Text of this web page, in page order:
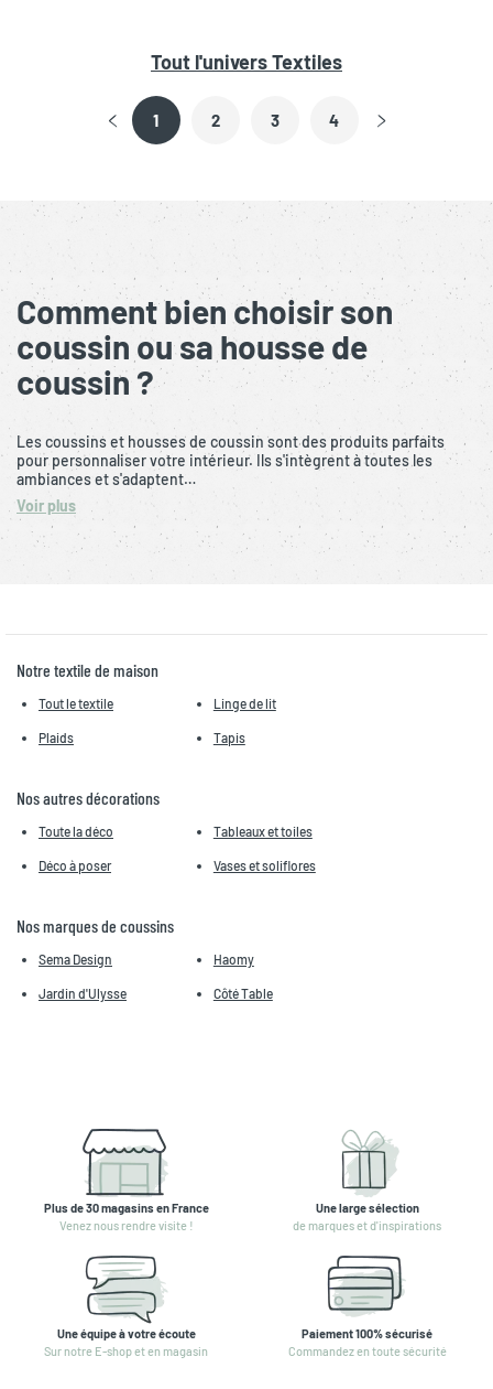
Comment bien choisir son
coussin ou sa housse de
coussin ?
Les coussins et housses de coussin sont des produits parfaits
pour personnaliser votre intérieur. Ils s'intègrent à toutes les
ambiances et s'adaptent…
Voir plus
Tout l'universTextiles
1 2 3 4
Notre textile de maison
Tout le textile Linge de lit
Plaids Tapis
Nos autres décorations
Toute la déco Tableaux et toiles
Déco à poser Vases et soliflores
Nos marques de coussins
Sema Design Haomy
Jardin d'Ulysse Côté Table
Plus de 30 magasins en France
Venez nous rendre visite !
Une large sélection
de marques et d'inspirations
Une équipe à votre écoute
Sur notre E-shop et en magasin
Paiement 100% sécurisé
Commandez en toute sécurité